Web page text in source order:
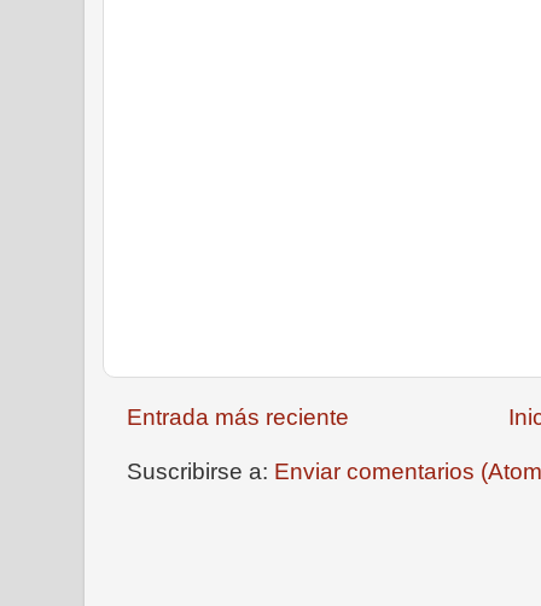
Entrada más reciente
Suscribirse a: Enviar comentarios